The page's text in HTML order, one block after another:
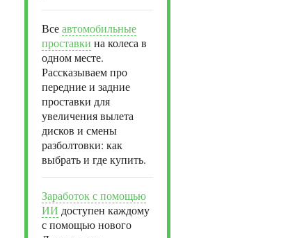
Всеавтомобильные
проставки на колеса в
одном месте.
Рассказываем про
передние и задние
проставки для
увеличения вылета
дисков и смены
разболтовки: как
выбрать и где купить.
Заработок с помощью
ИИ доступен каждому
с помощью нового